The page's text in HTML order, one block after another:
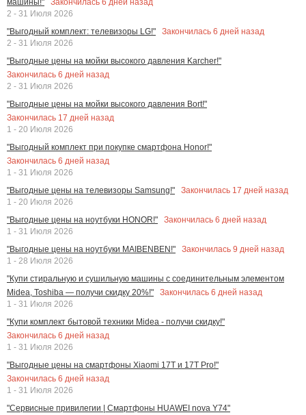
машины!"
Закончилась 6 дней назад
2 - 31 Июля 2026
"Выгодный комплект: телевизоры LG!"
Закончилась 6 дней назад
2 - 31 Июля 2026
"Выгодные цены на мойки высокого давления Karcher!"
Закончилась 6 дней назад
2 - 31 Июля 2026
"Выгодные цены на мойки высокого давления Bort!"
Закончилась 17 дней назад
1 - 20 Июля 2026
"Выгодный комплект при покупке смартфона Honor!"
Закончилась 6 дней назад
1 - 31 Июля 2026
"Выгодные цены на телевизоры Samsung!"
Закончилась 17 дней назад
1 - 20 Июля 2026
"Выгодные цены на ноутбуки HONOR!"
Закончилась 6 дней назад
1 - 31 Июля 2026
"Выгодные цены на ноутбуки MAIBENBEN!"
Закончилась 9 дней назад
1 - 28 Июля 2026
"Купи стиральную и сушильную машины с соединительным элементом
Midea, Toshiba — получи скидку 20%!"
Закончилась 6 дней назад
1 - 31 Июля 2026
"Купи комплект бытовой техники Midea - получи скидку!"
Закончилась 6 дней назад
1 - 31 Июля 2026
"Выгодные цены на смартфоны Xiaomi 17T и 17T Pro!"
Закончилась 6 дней назад
1 - 31 Июля 2026
"Сервисные привилегии | Смартфоны HUAWEI nova Y74"